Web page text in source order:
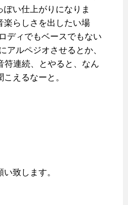
ぽい仕上がりになりま
楽らしさを出したい場
ディでもベースでもない
アルペジオさせるとか、
符連続、とやると、なん
えるなーと。
致します。